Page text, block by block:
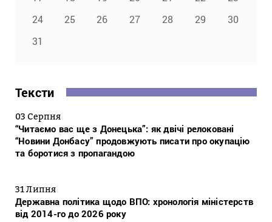
24
25 26 27 28 29
30
31
Тексти
03 Серпня
“Читаємо вас ще з Донецька”: як двічі релоковані
“Новини Донбасу” продовжують писати про окупацію
та боротися з пропагандою
31 Липня
Державна політика щодо ВПО: хронологія міністерств
від 2014-го до 2026 року